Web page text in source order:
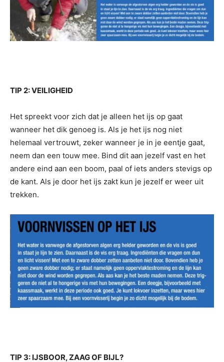
TIP 2: VEILIGHEID
Het spreekt voor zich dat je alleen het ijs op gaat
wanneer het dik genoeg is. Als je het ijs nog niet
helemaal vertrouwt, zeker wanneer je in je eentje gaat,
neem dan een touw mee. Bind dit aan jezelf vast en het
andere eind aan een boom, paal of iets anders stevigs op
de kant. Als je door het ijs zakt kun je jezelf er weer uit
trekken.
TIP 3: IJSBOOR, ZAAG OF BIJL?